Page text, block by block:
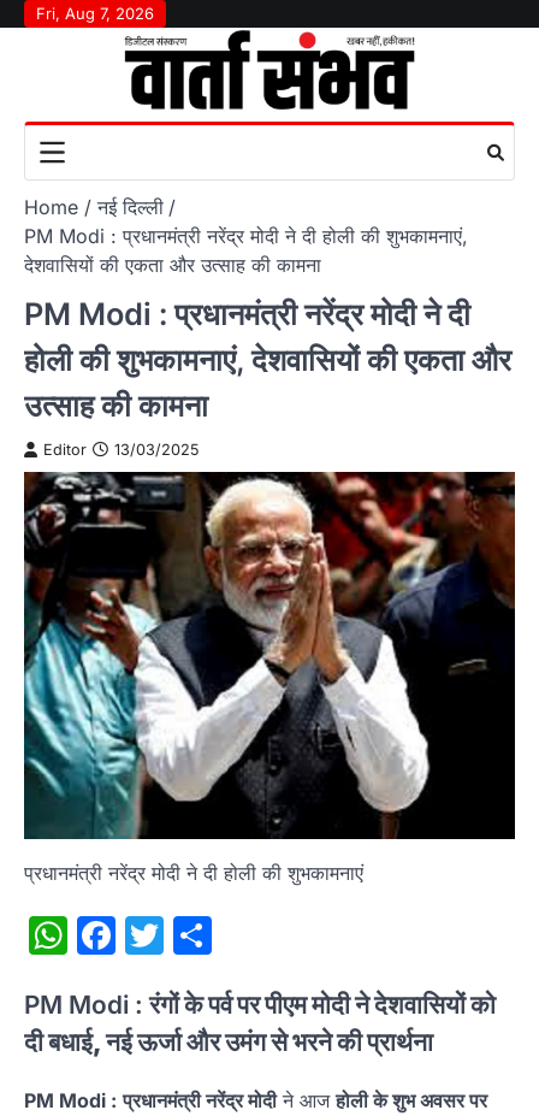
SkipFri, Aug 7, 2026
Home
नई दिल्ली
PM Modi : प्रधानमंत्री नरेंद्र मोदी ने दी होली की शुभकामनाएं,
देशवासियों की एकता और उत्साह की कामना
PM Modi : प्रधानमंत्री नरेंद्र मोदी ने दी
होली की शुभकामनाएं, देशवासियों की एकता और
उत्साह की कामना
Editor 13/03/2025
प्रधानमंत्री नरेंद्र मोदी ने दी होली की शुभकामनाएं
WhatsApp
Facebook
Twitter
PM Modi :रंगों के पर्व पर पीएम मोदी ने देशवासियों को
दी बधाई, नई ऊर्जा और उमंग से भरने की प्रार्थना
PM Modi : प्रधानमंत्री नरेंद्र मोदीने आजहोली के शुभ अवसर पर